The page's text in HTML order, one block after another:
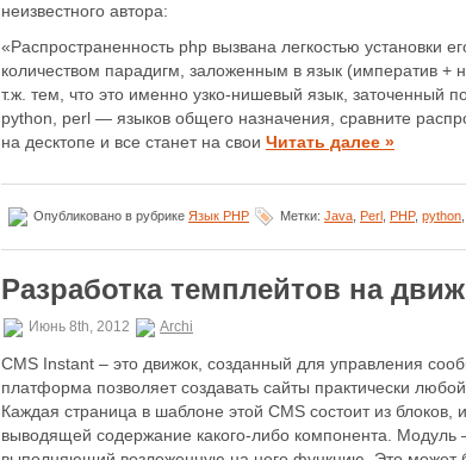
неизвестного автора:
«Распространенность php вызвана легкостью установки
количеством парадигм, заложенным в язык (императив +
т.ж. тем, что это именно узко-нишевый язык, заточенный
python, perl — языков общего назначения, сравните
на десктопе и все станет на свои Читать далее »
Опубликовано в рубрике Язык PHP Метки: Java Perl PHP, python
Разработка темплейтов на
Июнь 8th, 2012 Archi
CMS Instant – это движок, созданный для управления
платформа позволяет создавать сайты практически
Каждая страница в шаблоне этой CMS состоит из блоков,
выводящей содержание какого-либо компонента. Модуль